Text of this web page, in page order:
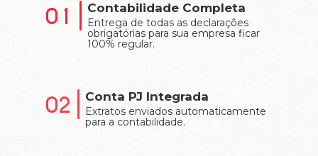
01 Contabilidade Completa
Entrega de todas as declarações
obrigatórias para sua empresa ficar
100% regular.
02 Conta PJ Integrada
Extratos enviados automaticamente
para a contabilidade.